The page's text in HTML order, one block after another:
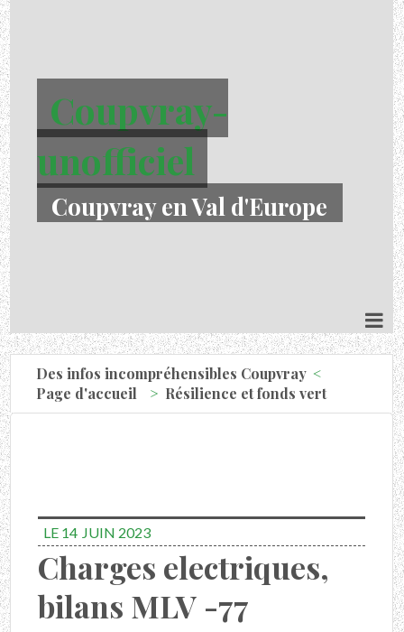
Coupvray-
unofficiel
Coupvray en Val d'Europe
Des infos incompréhensibles Coupvray
Page d'accueil
Résilience et fonds vert
LE 14 JUIN 2023
Charges electriques,
bilans MLV -77